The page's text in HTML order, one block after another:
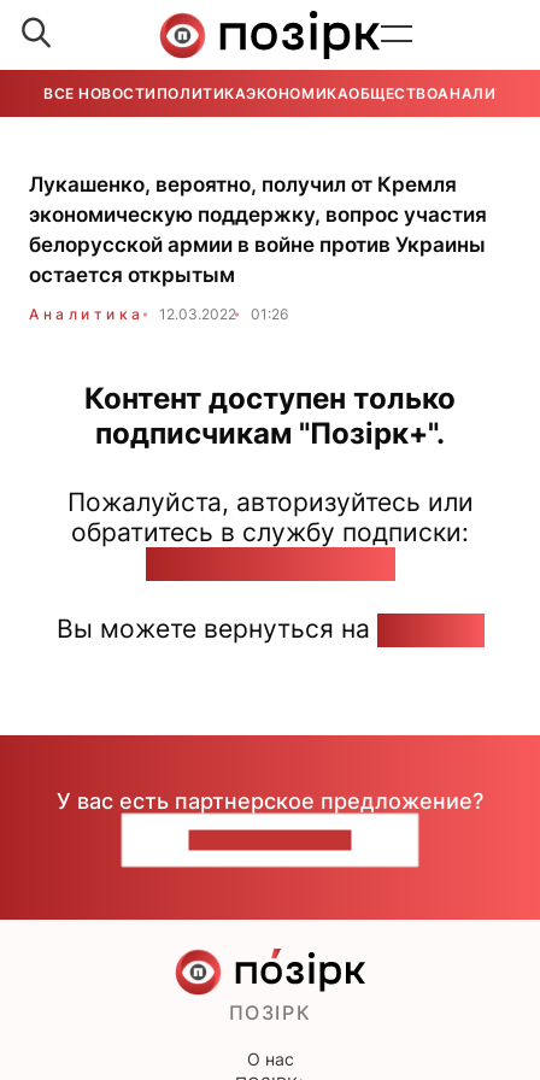
ВСЕ НОВОСТИ ПОЛИТИКАЭКОНОМИКАОБЩЕСТВОАНАЛИТИКА
Лукашенко, вероятно, получил от Кремля
экономическую поддержку, вопрос участия
белорусской армии в войне против Украины
остается открытым
Аналитика 12.03.2022 01:26
Контент доступен только
подписчикам "Позірк+".
Пожалуйста, авторизуйтесь или
обратитесь в службу подписки:
Вы можете вернуться на
У вас есть партнерское предложение?
ПОЗІРК
О нас